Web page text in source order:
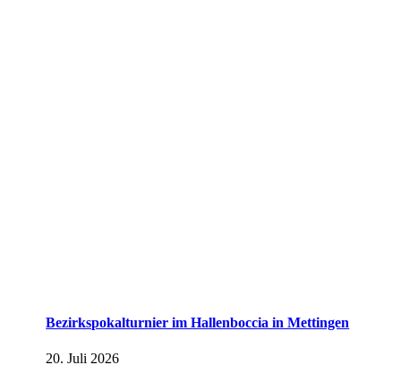
Bezirkspokalturnier im Hallenboccia in Mettingen
20. Juli 2026